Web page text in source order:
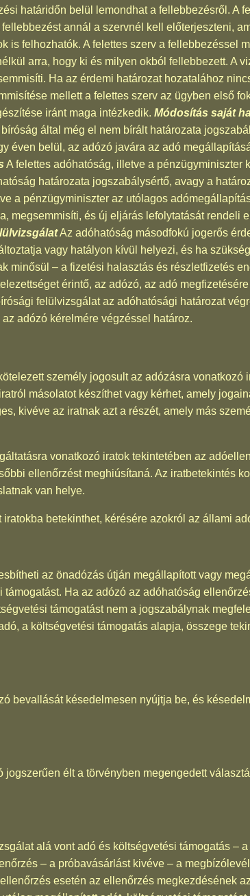
határidőn belül lemondhat a fellebbezésről. A
annál a szervnél kell előterjeszteni,
is felhozhatók. A felettes szerv a fellebbezéssel
arra, hogy ki és milyen okból fellebbezett. A
Ha az érdemi határozat hozatalához
mellett a felettes szerv az ügyben első
iránt maga intézkedik. Módosítás saját
által még el nem bírált határozata
éven belül, az adózó javára az adó
A felettes adóhatóság, illetve a pénzügyminiszter
határozata jogszabálysértő, avagy a
a pénzügyminiszter az utólagos
megsemmisíti, és új eljárás lefolytatását rendeli
Az adóhatóság másodfokú jogerős
vagy hatályon kívül helyezi, és ha
minősül – a fizetési halasztás és részletfizetés
érintő, az adózó, az adó
felülvizsgálat az adóhatósági határozat
adózó kérelmére végzéssel határoz.
személy jogosult az adózásra vonatkozó
másolatot készíthet vagy kérhet, amely
kivéve az iratnak azt a részét, amely más
vonatkozó iratok tekintetében az
ellenőrzést meghiúsítaná. Az iratbetekintés
van helye.
betekinthet, kérésére azokról az állami
az önadózás útján megállapított vagy
Ha az adózó az adóhatóság
támogatást nem a jogszabálynak
a költségvetési támogatás alapja, összege
bevallását késedelmesen nyújtja be, és
élt a törvényben megengedett
alá vont adó és költségvetési támogatás –
– a próbavásárlást kivéve – a
esetén az ellenőrzés megkezdésének